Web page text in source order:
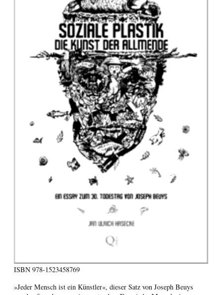
ISBN 978-1523458769
»Jeder Mensch ist ein Künstler«, dieser Satz von Joseph Beuys